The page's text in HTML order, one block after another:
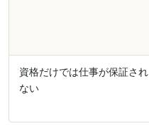
資格だけでは仕事が保証され
ない